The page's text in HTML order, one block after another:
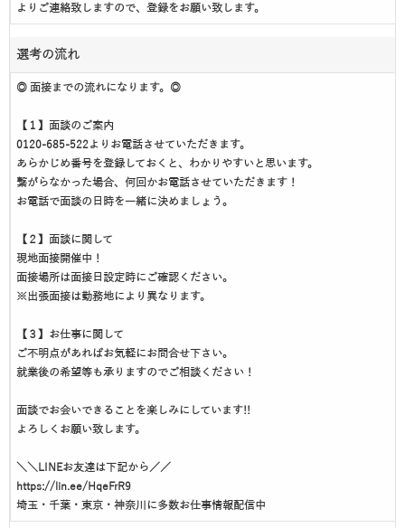
よりご連絡致しますので、登録をお願い致します。
選考の流れ
◎ 面接までの流れになります。◎
【１】面談のご案内
0120-685-522よりお電話させていただきます。
あらかじめ番号を登録しておくと、わかりやすいと思います。
繋がらなかった場合、何回かお電話させていただきます！
お電話で面談の日時を一緒に決めましょう。
【２】面談に関して
現地面接開催中！
面接場所は面接日設定時にご確認ください。
※出張面接は勤務地により異なります。
【３】お仕事に関して
ご不明点があればお気軽にお問合せ下さい。
就業後の希望等も承りますのでご相談ください！
面談でお会いできることを楽しみにしています!!
よろしくお願い致します。
＼＼LINEお友達は下記から／／
https://lin.ee/HqeFrR9
埼玉・千葉・東京・神奈川に多数お仕事情報配信中